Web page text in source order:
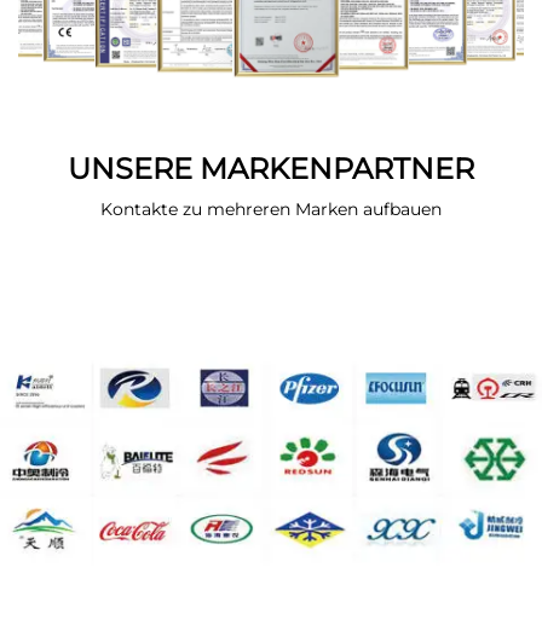
UNSERE MARKENPARTNER
Kontakte zu mehreren Marken aufbauen